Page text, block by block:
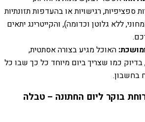
ספציפיות, רגישויות או בהעדפות תזונתיות
ללא גלוטן וכדומה), והקייטרינג יתאים
האוכל מגיע בצורה אסתטית,
בדיוק כמו שצריך ביום מיוחד כל כך שבו כל
בחשבון.
בוקר ליום החתונה – טבלה